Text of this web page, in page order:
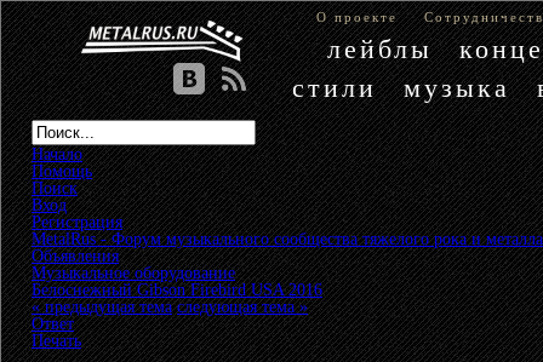
О проекте
лейблы
стили
музыка
Начало
Помощь
Поиск
Вход
Регистрация
MetalRus - Форум музыкального сообщества тяжелого рока и металла
Объявления»
Музыкальное оборудование»
Белоснежный Gibson Firebird USA 2016
« предыдущая тема следующая тема »
Ответ
Печать